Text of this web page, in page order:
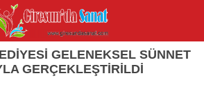
GELENEKSEL SÜNNET
GERÇEKLEŞTIRILDI